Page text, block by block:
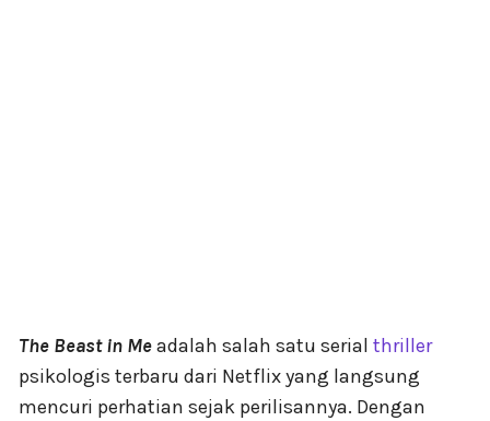
The Beast in Meadalah salah satu serial thriller
psikologis terbaru dari Netflix yang langsung
mencuri perhatian sejak perilisannya. Dengan